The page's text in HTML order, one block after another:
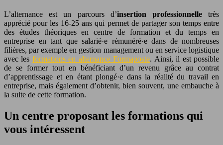
L’alternance est un parcours d’insertion professionnelletrès
apprécié pour les 16-25 ans qui permet de partager son temps entre
des études théoriques en centre de formation et du temps en
entreprise en tant que salarié·e rémunéré·e dans de nombreuses
filières, par exemple en gestion management ou en service logistique
avec les formations en alternance Formaposte. Ainsi, il est possible
de se former tout en bénéficiant d’un revenu grâce au contrat
d’apprentissage et en étant plongé·e dans la réalité du travail en
entreprise, mais également d’obtenir, bien souvent, une embauche à
la suite de cette formation.
Un centre proposant les formations qui
vous intéressent